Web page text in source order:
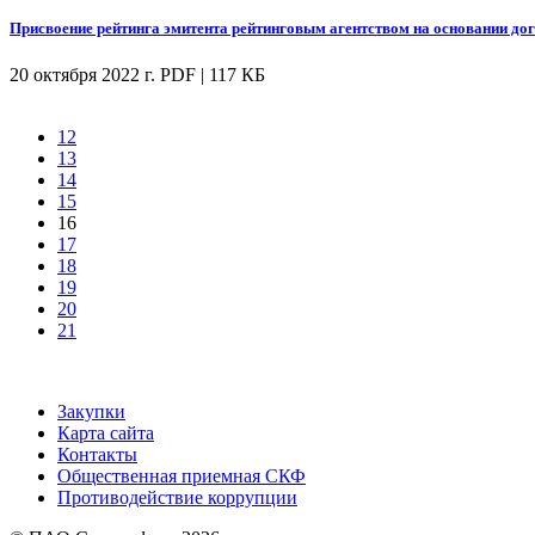
Присвоение рейтинга эмитента рейтинговым агентством на основании
20 октября 2022 г. PDF | 117 КБ
12
13
14
15
16
17
18
19
20
21
Закупки
Карта сайта
Контакты
Общественная приемная СКФ
Противодействие коррупции